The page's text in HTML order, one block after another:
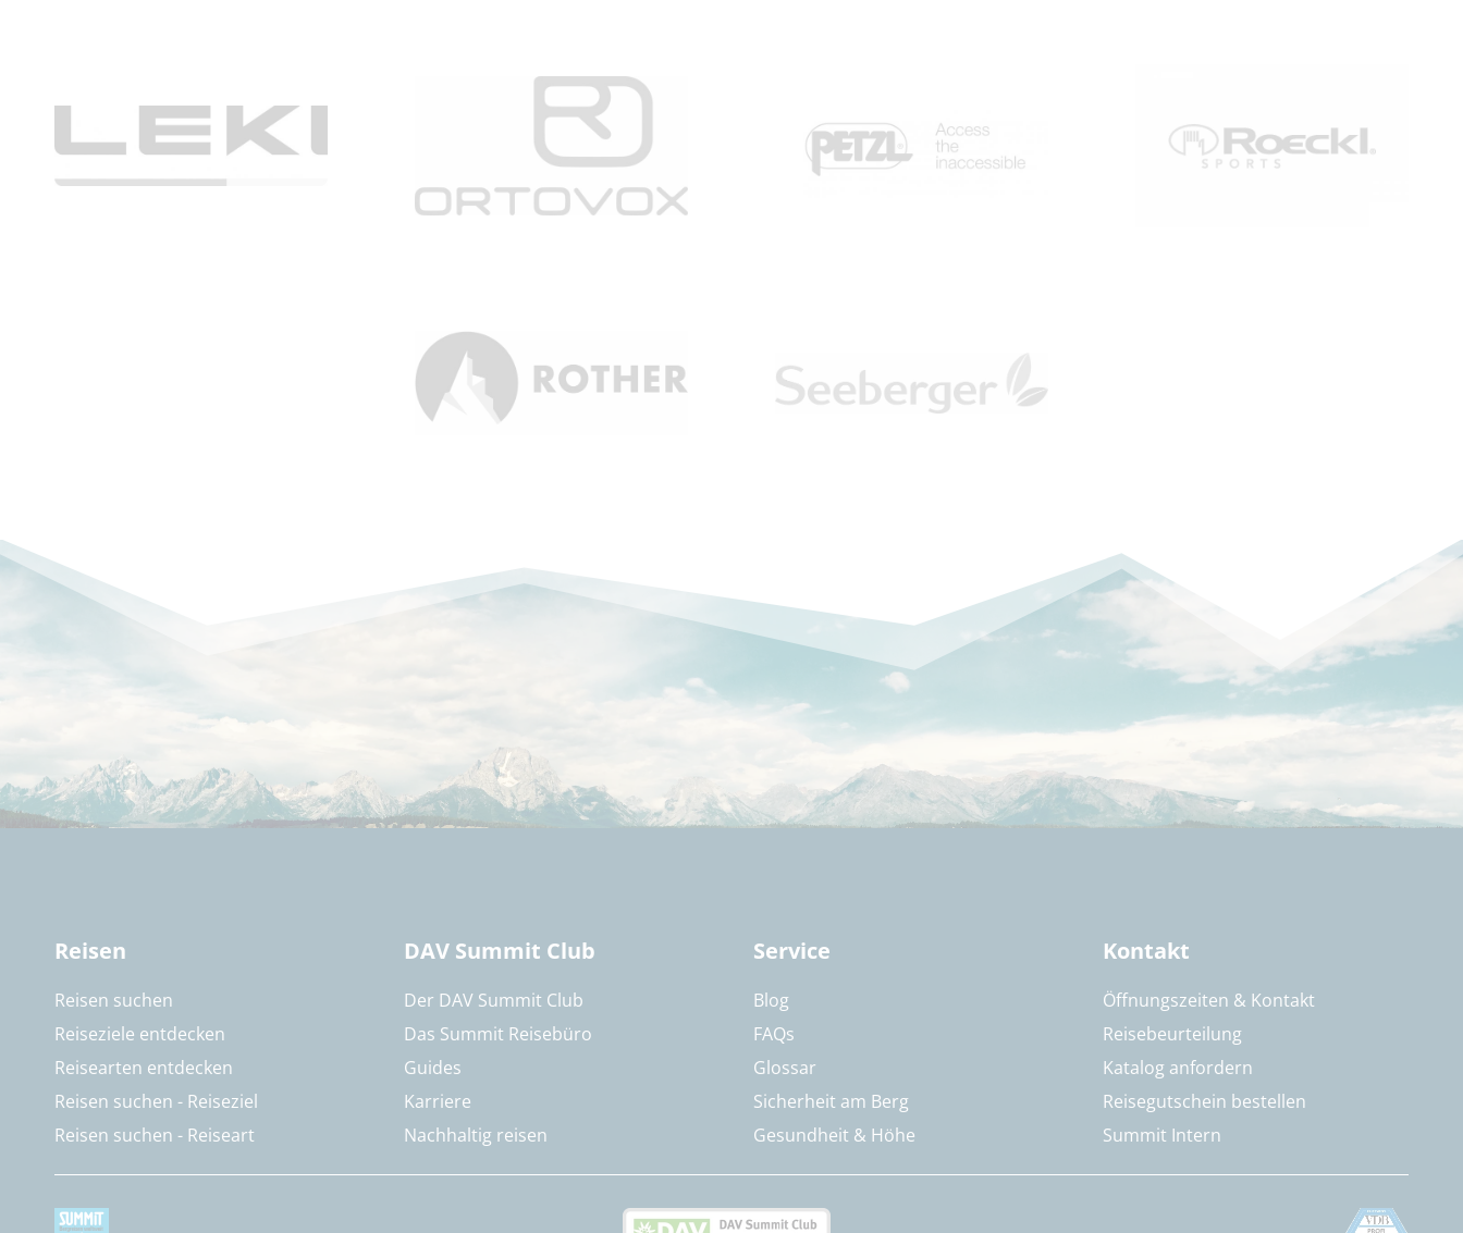
Reisen
Reisen suchen
Reiseziele entdecken
Reisearten entdecken
Reisen suchen - Reiseziel
Reisen suchen - Reiseart
DAV Summit Club
Der DAV Summit Club
Das Summit Reisebüro
Guides
Karriere
Nachhaltig reisen
Service
Blog
FAQs
Glossar
Sicherheit am Berg
Gesundheit & Höhe
Kontakt
Öffnungszeiten & Kontakt
Reisebeurteilung
Katalog anfordern
Reisegutschein bestellen
Summit Intern